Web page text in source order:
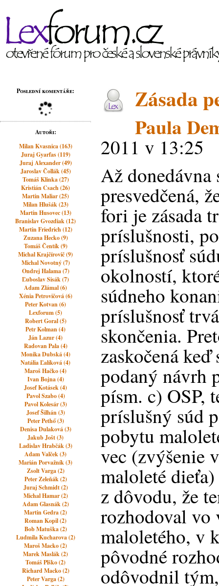
Poslední komentáře:
Autoři:
Milan Kvasnica (163)
Juraj Gyarfas (119)
Juraj Alexander (49)
Jaroslav Čollák (45)
Tomáš Klinka (27)
Kristián Csach (26)
Martin Maliar (25)
Milan Hlušák (23)
Martin Husovec (13)
Branislav Gvozdiak (12)
Martin Friedrich (12)
Zuzana Hecko (9)
Tomáš Čentík (9)
Michal Krajčírovič (9)
Michal Novotný (7)
Ondrej Halama (7)
Ľuboslav Sisák (7)
Adam Zlámal (6)
Xénia Petrovičová (6)
Peter Kotvan (6)
Lexforum (5)
Robert Goral (5)
Petr Kolman (4)
Ján Lazur (4)
Radovan Pala (4)
Monika Dubská (4)
Natália Ľalíková (4)
Maroš Hačko (4)
Ivan Bojna (4)
Josef Kotásek (4)
Pavol Szabo (4)
Pavol Kolesár (3)
Josef Šilhán (3)
Peter Pethő (3)
Denisa Dulaková (3)
Jakub Jošt (3)
Ladislav Hrabčák (3)
Adam Valček (3)
Marián Porvažník (3)
Zsolt Varga (2)
Peter Zeleňák (2)
Juraj Schmidt (2)
Michal Hamar (2)
Adam Glasnák (2)
Martin Gedra (2)
Roman Kopil (2)
Bob Matuška (2)
Ludmila Kucharova (2)
Maroš Macko (2)
Marek Maslák (2)
Tomáš Plško (2)
Richard Macko (2)
Peter Varga (2)
Zásada
Paula
2011 v 13:25
Až donedávna
presvedčená,
fori je zásada
príslušnosti,
príslušnosť
okolností,
súdneho
príslušnosť
skončenia.
zaskočená
podaný návrh
písm. c) OSP,
príslušný súd
pobytu
vec (zvýšenie
maloleté
z dôvodu, že
rozhodoval vo
maloletého, v
pôvodné
odôvodnil